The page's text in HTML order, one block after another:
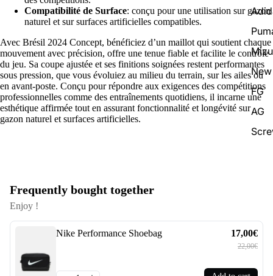
FG
AG
Compatibilité de Surface: conçu pour une utilisation sur gazon
naturel et sur surfaces artificielles compatibles.
Avec Brésil 2024 Concept, bénéficiez d’un maillot qui soutient chaque
mouvement avec précision, offre une tenue fiable et facilite le contrôle
du jeu. Sa coupe ajustée et ses finitions soignées restent performantes
sous pression, que vous évoluiez au milieu du terrain, sur les ailes ou
en avant-poste. Conçu pour répondre aux exigences des compétitions
professionnelles comme des entraînements quotidiens, il incarne une
esthétique affirmée tout en assurant fonctionnalité et longévité sur
gazon naturel et surfaces artificielles.
Frequently bought together
Enjoy !
Nike Performance Shoebag 17,00€
22,00€